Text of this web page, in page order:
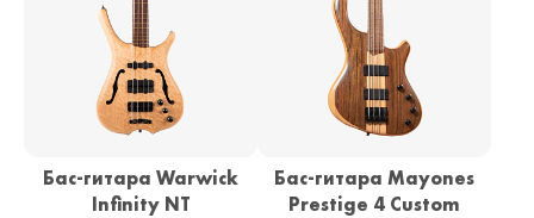
Бас-гитара Warwick
Infinity NT
Бас-гитара Mayones
Prestige 4 Custom